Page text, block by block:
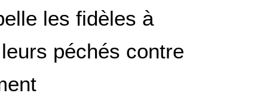
les fidèles à
péchés contre